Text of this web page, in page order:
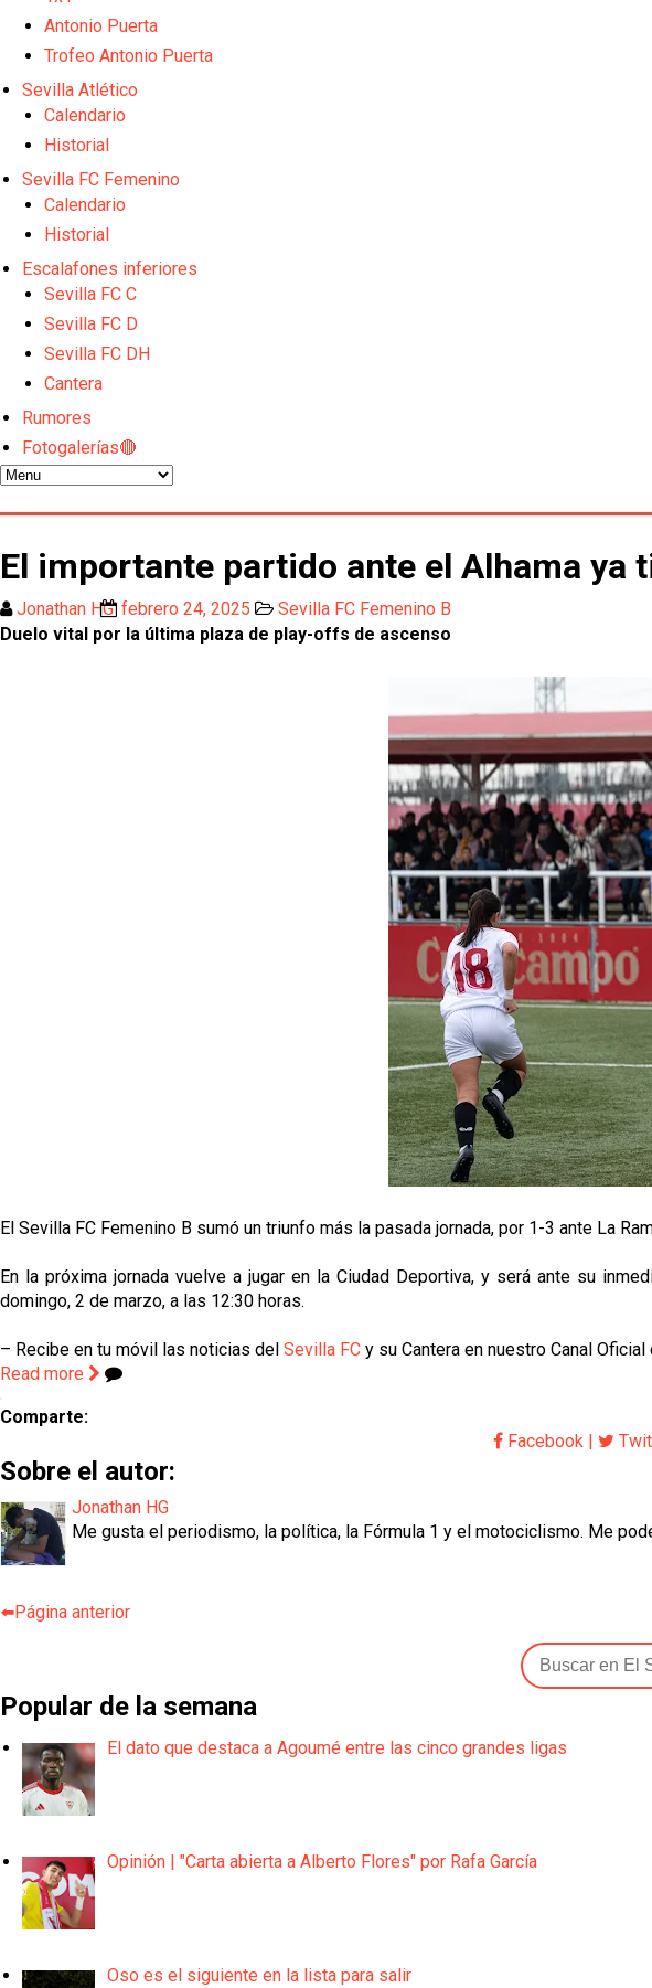
Oso es el siguiente en la lista para salir
Banquillos confirmados: así queda la cantera del Sevilla Femenino
Previa | El Sevilla FC cierra la pretemporada con el exigente choque
Antonio Puerta
Trofeo Antonio Puerta
Sevilla Atlético
Calendario
Historial
Sevilla FC Femenino
Calendario
Historial
Escalafones inferiores
Sevilla FC C
Sevilla FC D
Sevilla FC DH
Cantera
Rumores
Fotogalerías🔴
El importante partido ante el Alhama ya
Jonathan HG febrero 24, 2025
Sevilla FC Femenino B
Duelo vital por la última plaza de play-offs de ascenso
El Sevilla FC Femenino B sumó un triunfo más la pasada jornada, por 1-3 ante La
En la próxima jornada vuelve a jugar en la Ciudad Deportiva, y será ante su
domingo, 2 de marzo, a las 12:30 horas.
– Recibe en tu móvil las noticias del Sevilla FC y su Cantera en nuestro Canal Oficial
Read more
Comparte:
Facebook |
Sobre el autor:
Jonathan HG
Me gusta el periodismo, la política, la Fórmula 1 y el motociclismo. Me
⬅️Página anterior
Popular de la semana
El dato que destaca a Agoumé entre las cinco grandes ligas
Opinión | "Carta abierta a Alberto Flores" por Rafa García
Oso es el siguiente en la lista para salir